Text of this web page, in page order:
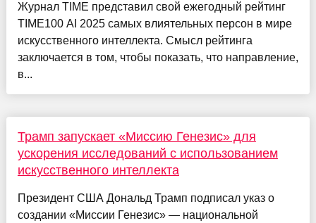
Журнал TIME представил свой ежегодный рейтинг
TIME100 AI 2025 самых влиятельных персон в мире
искусственного интеллекта. Смысл рейтинга
заключается в том, чтобы показать, что направление,
в...
Трамп запускает «Миссию Генезис» для
ускорения исследований с использованием
искусственного интеллекта
Президент США Дональд Трамп подписал указ о
создании «Миссии Генезис» — национальной